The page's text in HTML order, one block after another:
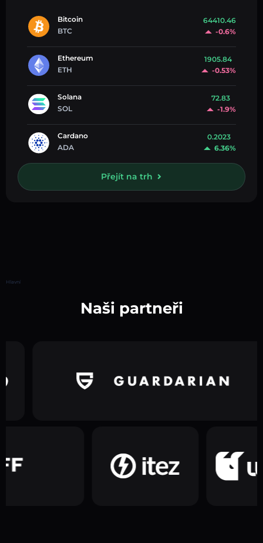
Bitcoin
BTC
64410.46
-0.6%
Ethereum
ETH
1905.84
-0.53%
Solana
SOL
72.83
-1.9%
Cardano
ADA
0.2023
6.36%
Přejít na trh
Hlavní
Naši partneři